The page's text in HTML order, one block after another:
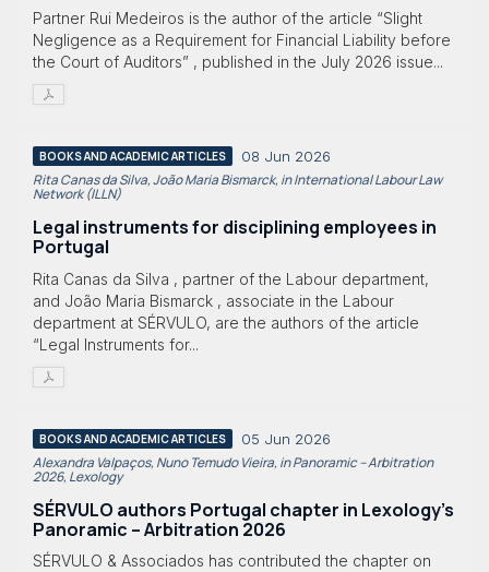
Partner Rui Medeiros is the author of the article “Slight
Negligence as a Requirement for Financial Liability before
the Court of Auditors” , published in the July 2026 issue...
BOOKS AND ACADEMIC ARTICLES 08 Jun 2026
Rita Canas da Silva, João Maria Bismarck, in International Labour Law
Network (ILLN)
Legal instruments for disciplining employees in
Portugal
Rita Canas da Silva , partner of the Labour department,
and João Maria Bismarck , associate in the Labour
department at SÉRVULO, are the authors of the article
“Legal Instruments for...
BOOKS AND ACADEMIC ARTICLES 05 Jun 2026
Alexandra Valpaços, Nuno Temudo Vieira, in Panoramic – Arbitration
2026, Lexology
SÉRVULO authors Portugal chapter in Lexology's
Panoramic – Arbitration 2026
SÉRVULO & Associados has contributed the chapter on